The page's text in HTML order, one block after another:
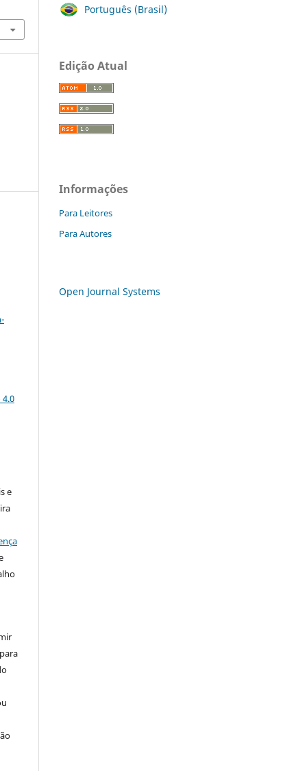
e
Português (Brasil)
Edição Atual
Informações
Para Leitores
Para Autores
Open Journal Systems